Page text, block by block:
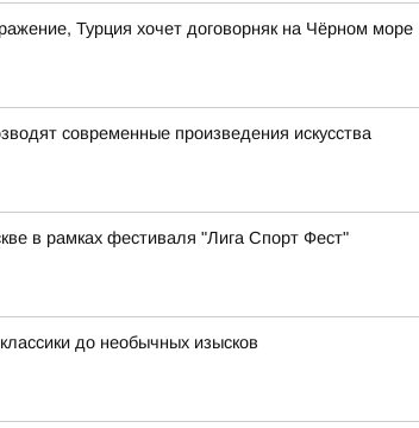
Турция хочет договорняк на Чёрном море
современные произведения искусства
в рамках фестиваля "Лига Спорт Фест"
до необычных изысков